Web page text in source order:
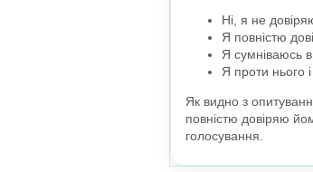
Ні, я не
Я повністю
Я сумніваюсь
Я проти нього
Як видно з
повністю довіряю
голосування.